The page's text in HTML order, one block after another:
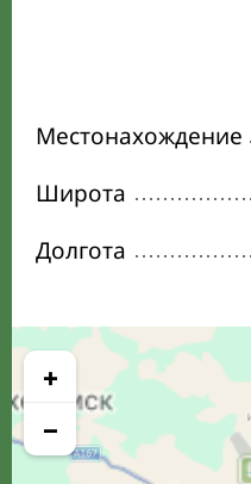
Местонахождение
Широта
Долгота
+
−